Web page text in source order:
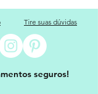
Tire suas dúvidas
seguros!